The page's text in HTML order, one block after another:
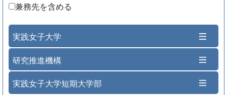
兼務先を含める
実践女子大学
研究推進機構
実践女子大学短期大学部